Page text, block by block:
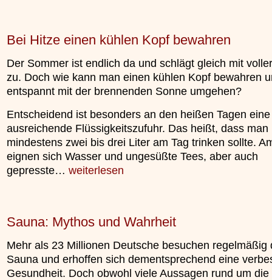
Bei Hitze einen kühlen Kopf bewahren
Der Sommer ist endlich da und schlägt gleich mit
zu. Doch wie kann man einen kühlen Kopf bewahren
entspannt mit der brennenden Sonne umgehen?
Entscheidend ist besonders an den heißen Tagen eine
ausreichende Flüssigkeitszufuhr. Das heißt, dass man
mindestens zwei bis drei Liter am Tag trinken sollte.
eignen sich Wasser und ungesüßte Tees, aber auch
gepresste… weiterlesen
Sauna: Mythos und Wahrheit
Mehr als 23 Millionen Deutsche besuchen regelmäßig
Sauna und erhoffen sich dementsprechend eine
Gesundheit. Doch obwohl viele Aussagen rund um die